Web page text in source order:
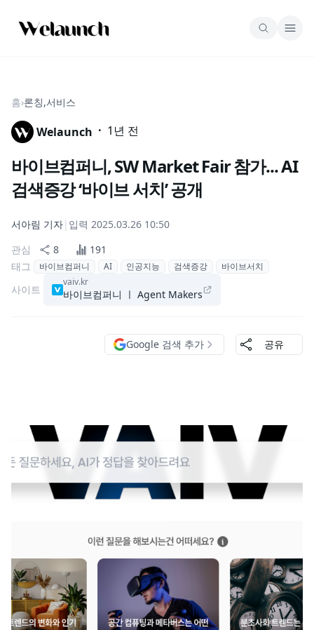
홈›론칭,서비스
Welaunch · 1년 전
바이브컴퍼니, SW Market Fair 참가... AI
검색증강 ‘바이브 서치’ 공개
서아림 기자| 입력 2025.03.26 10:50
관심
8
191
태그
바이브컴퍼니 AI 인공지능 검색증강 바이브서치
사이트
vaiv.kr
바이브컴퍼니 ㅣ Agent Makers
Google 검색 추가 공유